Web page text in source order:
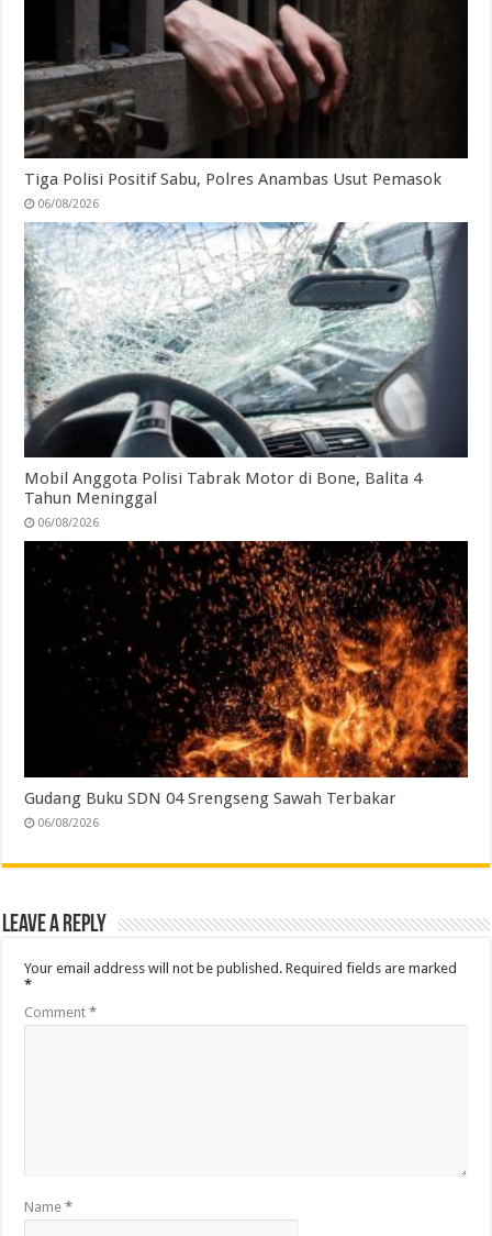
Tiga Polisi Positif Sabu, Polres Anambas Usut Pemasok
06/08/2026
Mobil Anggota Polisi Tabrak Motor di Bone, Balita 4
Tahun Meninggal
06/08/2026
Gudang Buku SDN 04 Srengseng Sawah Terbakar
06/08/2026
Leave a Reply
Your email address will not be published. Required fields are marked
*
Comment*
Name*